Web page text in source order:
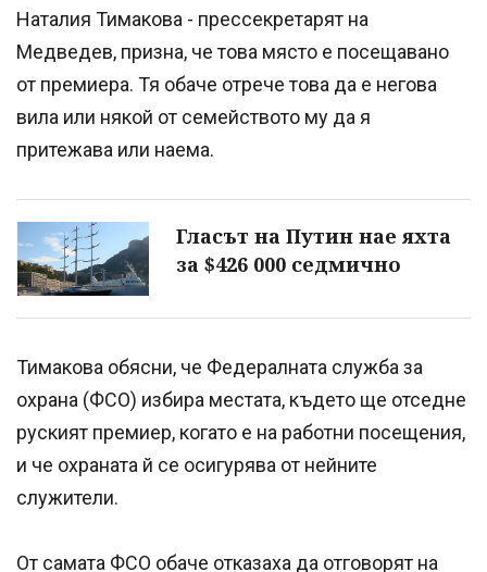
Наталия Тимакова - прессекретарят на
Медведев, призна, че това място е посещавано
от премиера. Тя обаче отрече това да е негова
вила или някой от семейството му да я
притежава или наема.
Гласът на Путин нае яхта
за $426 000 седмично
Тимакова обясни, че Федералната служба за
охрана (ФСО) избира местата, където ще отседне
руският премиер, когато е на работни посещения,
и че охраната й се осигурява от нейните
служители.
От самата ФСО обаче отказаха да отговорят на